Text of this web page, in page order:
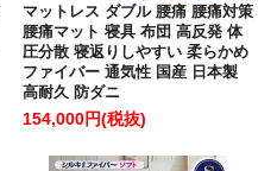
マットレス ダブル 腰痛 腰痛対策
腰痛マット 寝具 布団 高反発 体
圧分散 寝返りしやすい 柔らかめ
ファイバー 通気性 国産 日本製
高耐久 防ダニ
154,000円(税抜)